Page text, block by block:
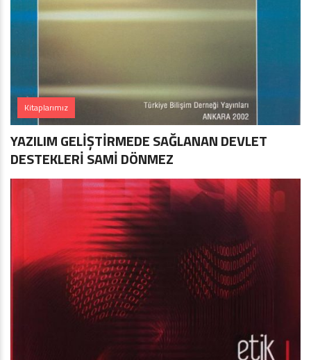
Kitaplarımız
YAZILIM GELİŞTİRMEDE SAĞLANAN DEVLET
DESTEKLERİ SAMİ DÖNMEZ